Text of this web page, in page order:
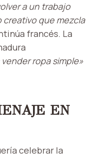
a un trabajo
que mezcla
francés. La
ropa simple»
EN
celebrar la